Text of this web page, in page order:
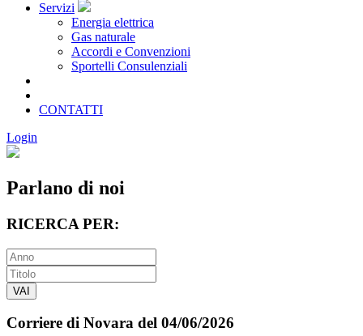
Servizi
Energia elettrica
Gas naturale
Accordi e Convenzioni
Sportelli Consulenziali
CONTATTI
Login
Parlano di noi
RICERCA PER:
VAI
Corriere di Novara del 04/06/2026